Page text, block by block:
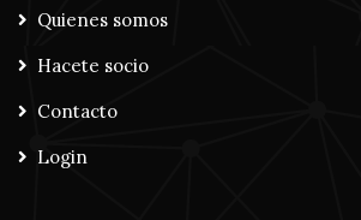
Quienes somos
Hacete socio
Contacto
Login